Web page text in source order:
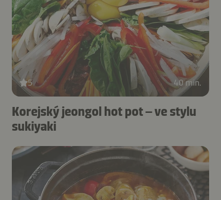
5 40 min.
Korejský jeongol hot pot – ve stylu
sukiyaki